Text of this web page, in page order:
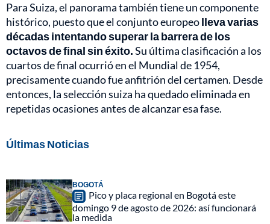
Para Suiza, el panorama también tiene un componente
histórico, puesto que el conjunto europeolleva varias
décadas intentando superar la barrera de los
octavos de final sin éxito.Su última clasificación a los
cuartos de final ocurrió en el Mundial de 1954,
precisamente cuando fue anfitrión del certamen. Desde
entonces, la selección suiza ha quedado eliminada en
repetidas ocasiones antes de alcanzar esa fase.
Últimas Noticias
BOGOTÁ
Pico y placa regional en Bogotá este
domingo 9 de agosto de 2026: así funcionará
la medida